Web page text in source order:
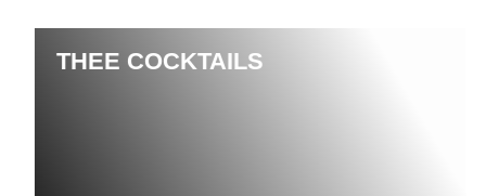
THEE COCKTAILS